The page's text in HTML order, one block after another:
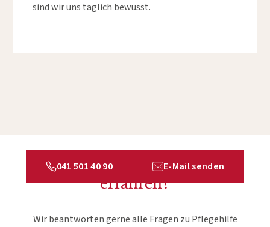
sind wir uns täglich bewusst.
Möchten Sie mehr über uns
erfahren?
Wir beantworten gerne alle Fragen zu Pflegehilfe
041 501 40 90 E-Mail senden